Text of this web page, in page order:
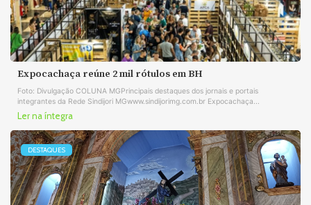
Expocachaça reúne 2 mil rótulos em BH
Foto: Divulgação COLUNA MGPrincipais destaques dos jornais e portais
integrantes da Rede Sindijori MGwww.sindijorimg.com.br Expocachaça...
Ler na íntegra
DESTAQUES